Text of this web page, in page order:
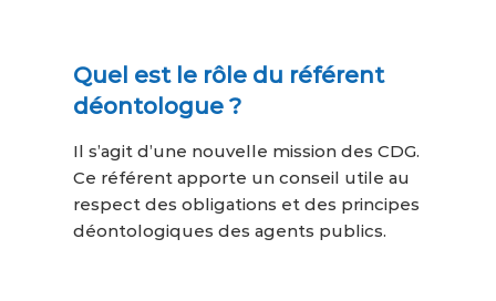
Quel est le rôle du référent
déontologue ?
Il s’agit d’une nouvelle mission des CDG.
Ce référent apporte un conseil utile au
respect des obligations et des principes
déontologiques des agents publics.